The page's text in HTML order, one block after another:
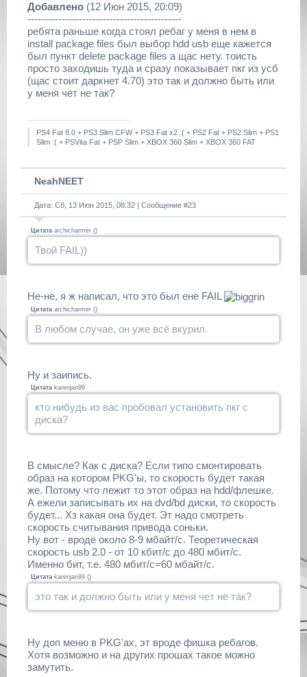
Добавлено (12 Июн 2015, 20:09)
---------------------------------------------
ребята раньше когда стоял ребаг у меня в нем в
install package files был выбор hdd usb еще кажется
был пункт delete package files а щас нету. тоисть
просто заходишь туда и сразу показывает пкг из усб
(щас стоит даркнет 4.70) это так и должно быть или
у меня чет не так?
PS4 Fat 8.0 + PS3 Slim CFW + PS3 Fat x2 :( + PS2 Fat + PS2 Slim + PS1
Slim :( + PSVita Fat + PSP Slim + XBOX 360 Slim + XBOX 360 FAT
NeahNEET
Дата: Сб, 13 Июн 2015, 08:32 | Сообщение #23
Цитата archicharmer ()
Твой FAIL))
Не-не, я ж написал, что это был ене FAIL
Цитата archicharmer ()
В любом случае, он уже всё вкурил.
Ну и заипись.
Цитата karenjan99
кто нибудь из вас пробовал установить пкг с
диска?
В смысле? Как с диска? Если типо смонтировать
образ на котором PKG'ы, то скорость будет такая
же. Потому что лежит то этот образ на hdd/флешке.
А ежели записывать их на dvd/bd диски, то скорость
будет... Хз какая она будет. Эт надо смотреть
скорость считывания привода соньки.
Ну вот - вроде около 8-9 мбайт/с. Теоретическая
скорость usb 2.0 - от 10 кбит/с до 480 мбит/с.
Именно бит, т.е. 480 мбит/с=60 мбайт/с.
Цитата karenjan99 ()
это так и должно быть или у меня чет не так?
Ну доп меню в PKG'ах, эт вроде фишка ребагов.
Хотя возможно и на других прошах такое можно
замутить.